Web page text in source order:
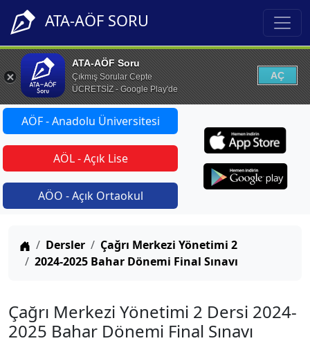
ATA-AÖF SORU
ATA-AÖF Soru
Çıkmış Sorular Cepte
ÜCRETSİZ - Google Play'de
AÇ
AÖF - Anadolu Üniversitesi
AÖL - Açık Lise
AÖO - Açık Ortaokul
Anasayfa
Dersler
Çağrı Merkezi Yönetimi 2
2024-2025 Bahar Dönemi Final Sınavı
Çağrı Merkezi Yönetimi 2 Dersi 2024-
2025 Bahar Dönemi Final Sınavı